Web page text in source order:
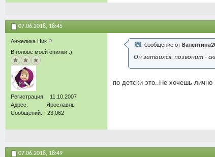
07.06.2018, 18:45
Анжелика Ник
В голове моей опилки :)
Регистрация
11.10.2007
Адрес
Ярославль
Сообщений
23,062
Сообщение от
Он затаился, позвонит -
по детски это..Не хочешь лично
07.06.2018, 18:49